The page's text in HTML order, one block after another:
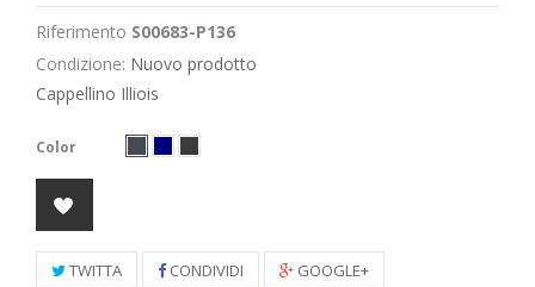
Riferimento S00683-P136
Condizione: Nuovo prodotto
Cappellino Illiois
Color
TWITTA CONDIVIDI
GOOGLE+